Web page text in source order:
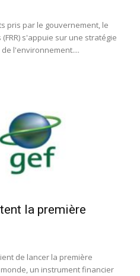
pris par le gouvernement, le
s'appuie sur une stratégie
l'environnement....
la première
de lancer la première
un instrument financier